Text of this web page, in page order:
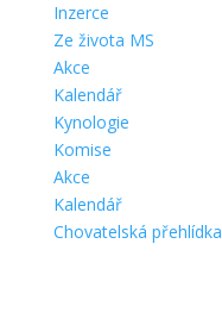
Inzerce
Ze života MS
Akce
Kalendář
Kynologie
Komise
Akce
Kalendář
Chovatelská přehlídka